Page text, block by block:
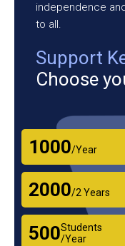
independence
to all.
Support
Choose
₹1000/Year
₹2000/2 Years
₹500Students
/Year